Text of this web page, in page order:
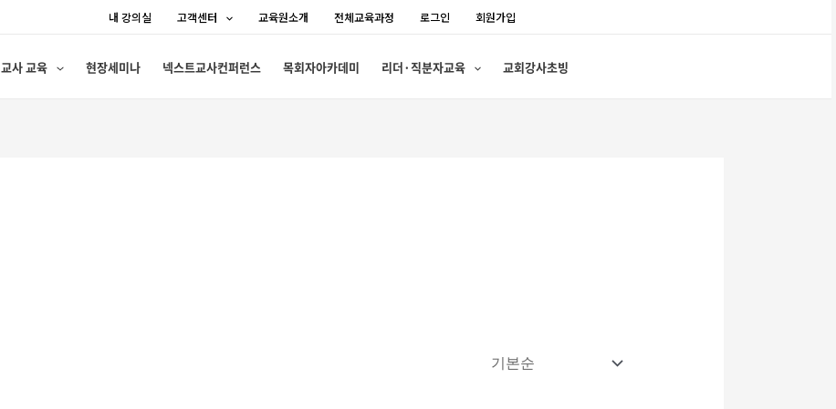
내 강의실 고객센터 교육원소개 전체교육과정 로그인 회원가입
교사 교육 현장세미나 넥스트교사컨퍼런스 목회자아카데미 리더·직분자교육 교회강사초빙